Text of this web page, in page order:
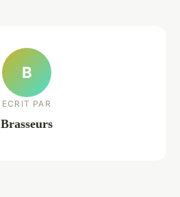
B
ECRIT PAR
Brasseurs